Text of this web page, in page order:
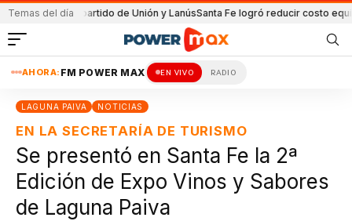
Temas del día
en el partido de Unión y LanúsSanta Fe logró reducir costo
AHORA: FM POWER MAX EN VIVO RADIO
LAGUNA PAIVA NOTICIAS
EN LA SECRETARÍA DE TURISMO
Se presentó en Santa Fe la 2ª
Edición de Expo Vinos y Sabores
de Laguna Paiva